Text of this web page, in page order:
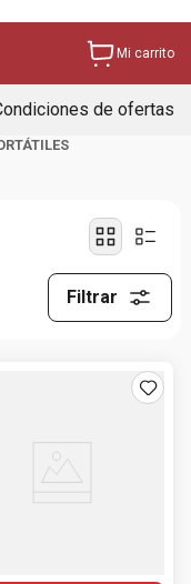
Mi carrito
de ofertas
Filtrar